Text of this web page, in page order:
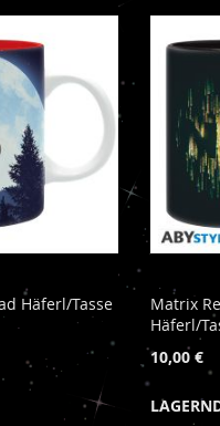
Häferl/Tasse
Matrix
Häferl/
10,00 €